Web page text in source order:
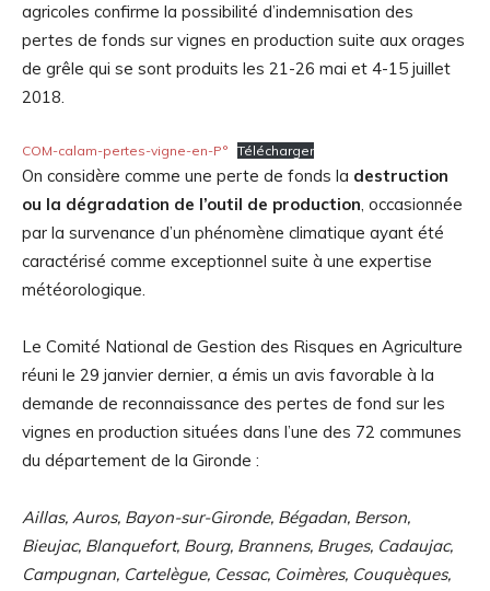
agricoles confirme la possibilité d’indemnisation des
pertes de fonds sur vignes en production suite aux orages
de grêle qui se sont produits les 21-26 mai et 4-15 juillet
2018.
COM-calam-pertes-vigne-en-P° Télécharger
On considère comme une perte de fonds la destruction
ou la dégradation de l’outil de production, occasionnée
par la survenance d’un phénomène climatique ayant été
caractérisé comme exceptionnel suite à une expertise
météorologique.
Le Comité National de Gestion des Risques en Agriculture
réuni le 29 janvier dernier, a émis un avis favorable à la
demande de reconnaissance des pertes de fond sur les
vignes en production situées dans l’une des 72 communes
du département de la Gironde :
Aillas, Auros, Bayon-sur-Gironde, Bégadan, Berson,
Bieujac, Blanquefort, Bourg, Brannens, Bruges, Cadaujac,
Campugnan, Cartelègue, Cessac, Coimères, Couquèques,